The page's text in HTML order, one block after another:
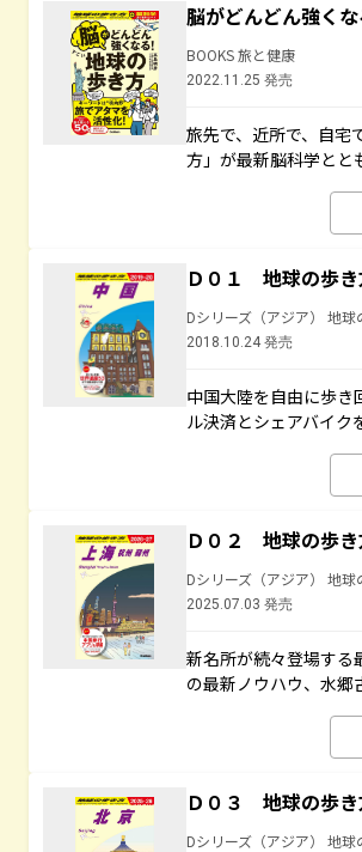
脳がどんどん強く
BOOKS 旅と健康
2022.11.25 発売
旅先で、近所で、自宅
方」が最新脳科学とと
Ｄ０１ 地球の歩
Dシリーズ（アジア） 地球
2018.10.24 発売
中国大陸を自由に歩き
ル決済とシェアバイク
Ｄ０２ 地球の歩
Dシリーズ（アジア） 地球
2025.07.03 発売
新名所が続々登場す
の最新ノウハウ、水郷
Ｄ０３ 地球の歩
Dシリーズ（アジア） 地球